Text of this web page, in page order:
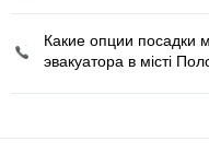
Какие опции посадки
эвакуатора в місті